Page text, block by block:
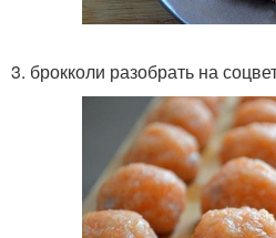
3. брокколи разобрать на